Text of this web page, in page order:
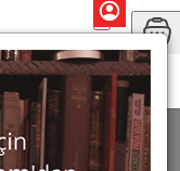
1 ürün bulundu